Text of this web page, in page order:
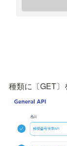
種類に〔GET〕